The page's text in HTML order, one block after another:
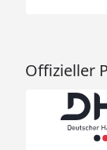
Offizieller